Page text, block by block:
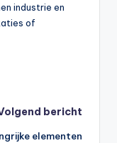
industrie en
of
bericht
elementen